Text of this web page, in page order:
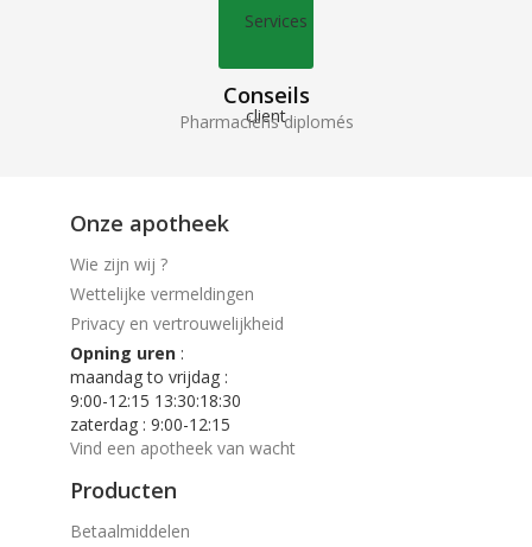
Conseils
Pharmaciens diplomés
Onze apotheek
Wie zijn wij ?
Wettelijke vermeldingen
Privacy en vertrouwelijkheid
Opning uren :
maandag to vrijdag :
9:00-12:15 13:30:18:30
zaterdag : 9:00-12:15
Vind een apotheek van wacht
Producten
Betaalmiddelen